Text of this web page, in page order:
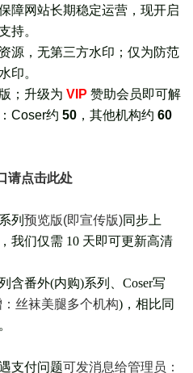
障网站长期稳定运营，现开启
持。
源，无第三方水印；仅为防范
印。
； 升级为 VIP 赞助会员即可解
Coser约 50 ，其他机构约 60
请点击此处
列 预览版(即宣传版)同步上
我们仅需 10 天即可更新高清
含番外(内购)系列、Coser写
：丝袜美腿多个机构)，相比同
支付问题可发消息给管理员：